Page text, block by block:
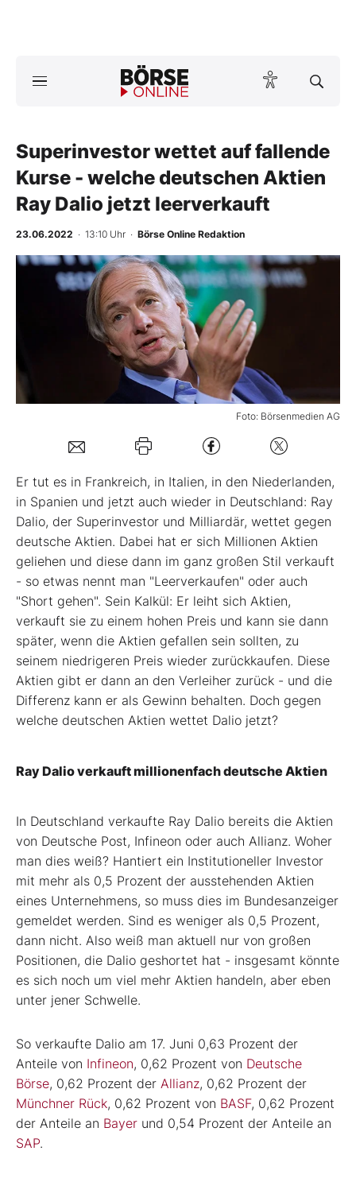
ktuelle Ausgabe BÖRSE ONLINE lesen
News
Anlageprodukte
Finanz-Check
Abo & Shop
BO-Musterdepots
Mein Konto
Folgen Sie uns
Kontakt
Superinvestor wettet auf fallende
Kurse - welche deutschen Aktien
Ray Dalio jetzt leerverkauft
23.06.2022 · 13:10 Uhr · Börse Online Redaktion
Foto: Börsenmedien AG
Er tut es in Frankreich, in Italien, in den Niederlanden,
in Spanien und jetzt auch wieder in Deutschland: Ray
Dalio, der Superinvestor und Milliardär, wettet gegen
deutsche Aktien. Dabei hat er sich Millionen Aktien
geliehen und diese dann im ganz großen Stil verkauft
- so etwas nennt man "Leerverkaufen" oder auch
"Short gehen". Sein Kalkül: Er leiht sich Aktien,
verkauft sie zu einem hohen Preis und kann sie dann
später, wenn die Aktien gefallen sein sollten, zu
seinem niedrigeren Preis wieder zurückkaufen. Diese
Aktien gibt er dann an den Verleiher zurück - und die
Differenz kann er als Gewinn behalten. Doch gegen
welche deutschen Aktien wettet Dalio jetzt?
Ray Dalio verkauft millionenfach deutsche Aktien
In Deutschland verkaufte Ray Dalio bereits die Aktien
von Deutsche Post, Infineon oder auch Allianz. Woher
man dies weiß? Hantiert ein Institutioneller Investor
mit mehr als 0,5 Prozent der ausstehenden Aktien
eines Unternehmens, so muss dies im Bundesanzeiger
gemeldet werden. Sind es weniger als 0,5 Prozent,
dann nicht. Also weiß man aktuell nur von großen
Positionen, die Dalio geshortet hat - insgesamt könnte
es sich noch um viel mehr Aktien handeln, aber eben
unter jener Schwelle.
So verkaufte Dalio am 17. Juni 0,63 Prozent der
Anteile von Infineon, 0,62 Prozent von Deutsche
Börse, 0,62 Prozent der Allianz, 0,62 Prozent der
Münchner Rück, 0,62 Prozent von BASF, 0,62 Prozent
der Anteile an Bayer und 0,54 Prozent der Anteile an
SAP.